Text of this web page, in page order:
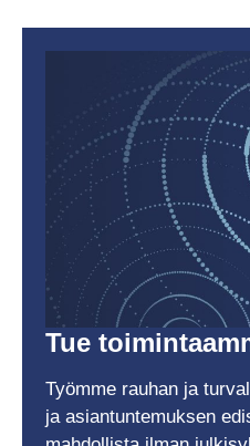
Tue
Työmme rauhan ja
ja asiantuntemuksen